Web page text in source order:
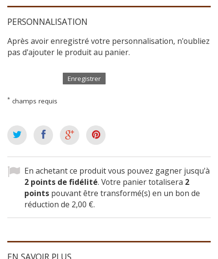
PERSONNALISATION
Après avoir enregistré votre personnalisation, n'oubliez
pas d'ajouter le produit au panier.
Enregistrer
* champs requis
En achetant ce produit vous pouvez gagner jusqu'à
2 points de fidélité. Votre panier totalisera 2
points pouvant être transformé(s) en un bon de
réduction de 2,00 €.
EN SAVOIR PLUS